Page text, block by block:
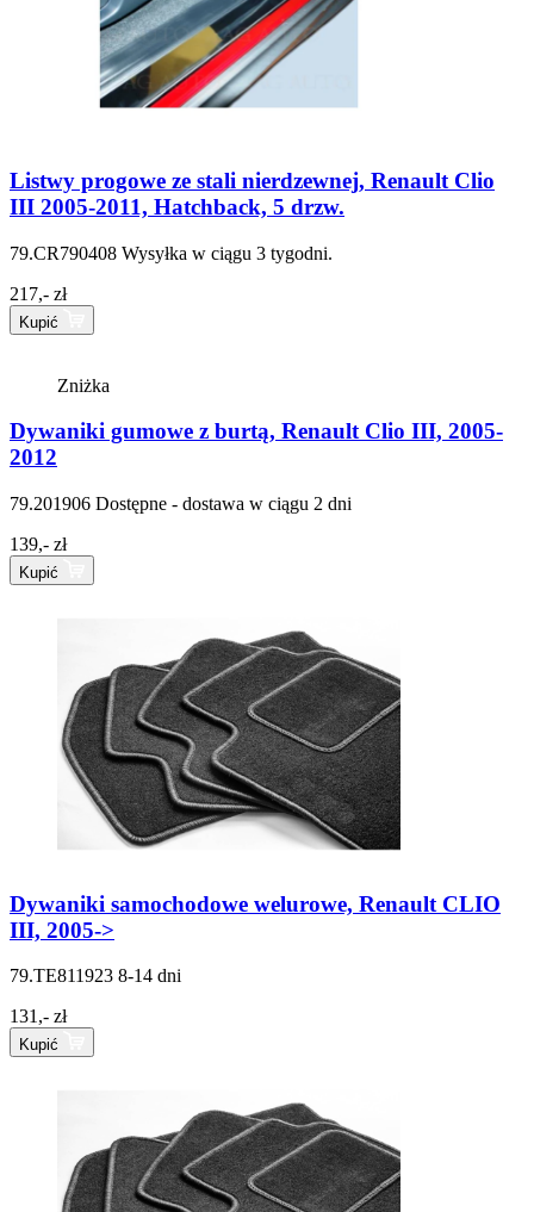
Listwy progowe ze stali nierdzewnej, Renault Clio
III 2005-2011, Hatchback, 5 drzw.
79.CR790408 Wysyłka w ciągu 3 tygodni.
217,- zł
Kupić
Zniżka
Dywaniki gumowe z burtą, Renault Clio III, 2005-
2012
79.201906 Dostępne - dostawa w ciągu 2 dni
139,- zł
Kupić
Dywaniki samochodowe welurowe, Renault CLIO
III, 2005->
79.TE811923 8-14 dni
131,- zł
Kupić